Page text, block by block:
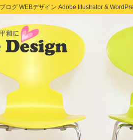
ログ WEBデザイン Adobe Illustrator &